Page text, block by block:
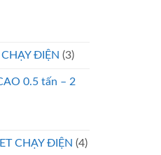
ĐIỆN (3)
0.5 tấn – 2
CHẠY ĐIỆN (4)